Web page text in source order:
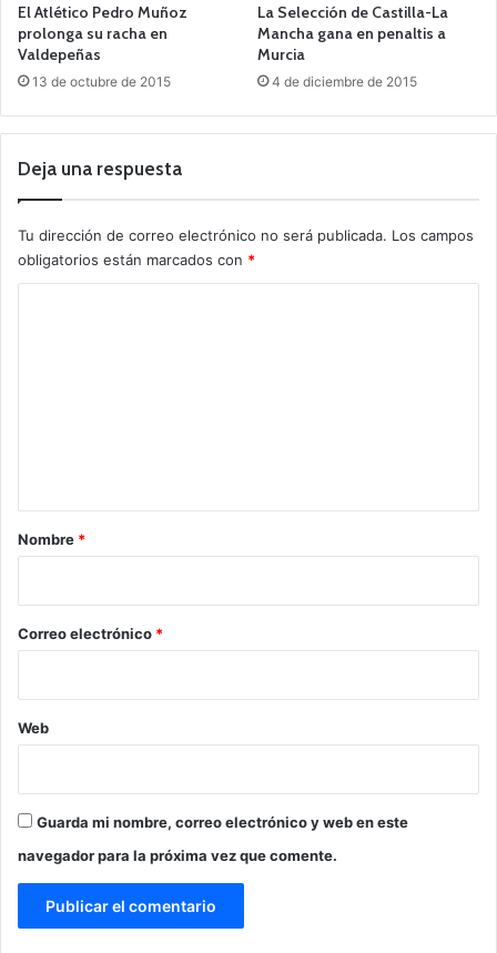
El Atlético Pedro Muñoz
prolonga su racha en
Valdepeñas
13 de octubre de 2015
La Selección de Castilla-La
Mancha gana en penaltis a
Murcia
4 de diciembre de 2015
Deja una respuesta
Tu dirección de correo electrónico no será publicada. Los campos
obligatorios están marcados con *
r
*
Nombre *
Correo electrónico *
Web
Guarda mi nombre, correo electrónico y web en este
navegador para la próxima vez que comente.